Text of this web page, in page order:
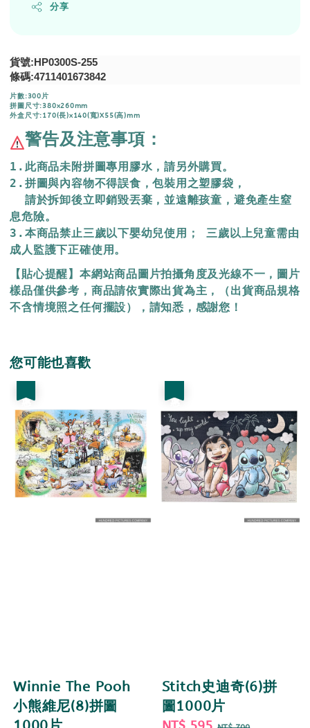
分享
貨號:HP0300S-255
條碼:4711401673842
片數:300片
拼圖尺寸:380x260mm
外盒尺寸:170(長)x140(寬)X55(高)mm
警告及注意事項：
1.此商品未附拼圖專用膠水，請另外購買。
2.拼圖與內容物不得誤食，包裝用之塑膠袋，
  請於拆卸後立即銷毀丟棄，
並遠離孩童，避免產生窒
息危險。
3.本商品禁止三歲以下嬰幼兒使用； 三歲以上兒童需由
成人監護下正確使用。
【貼心提醒】本網站商品圖片拍攝角度及光線不一，圖片
樣品僅供參考，商品請依實際出貨為主，（出貨商品規格
不含情境照之任何擺設），請知悉，感謝您！
您可能也喜歡
Winnie The Pooh
小熊維尼(8)拼圖
Stitch史迪奇(6)拼
圖1000片